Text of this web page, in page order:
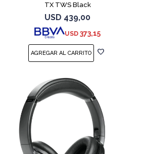
TX TWS Black
USD 439,00
USD 373,15